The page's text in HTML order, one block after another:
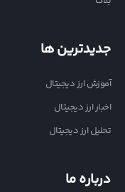
جدیدترین ها
آموزش ارز دیجیتال
اخبار ارز دیجیتال
تحلیل ارز دیجیتال
درباره ما